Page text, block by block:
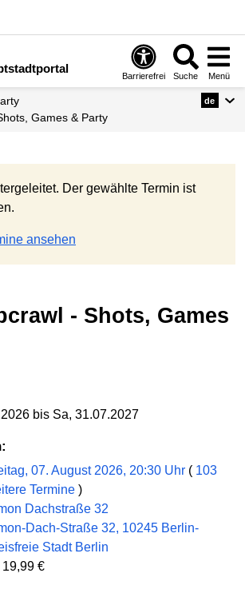
Barrierefrei Suche Menü
Party
Games & Party
de
Der gewählte Termin ist
ansehen
bis Sa, 31.07.2027
07. August 2026, 20:30 Uhr ( 103
Termine )
Dachstraße 32
Dach-Straße 32, 10245 Berlin-
Stadt Berlin
19,99 €